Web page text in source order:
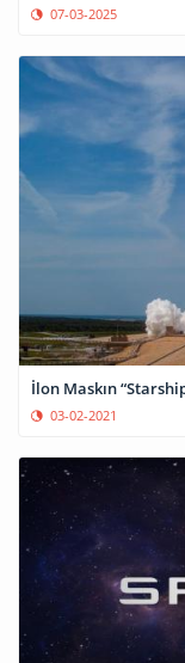
07-03-2025
İlon Maskın
03-02-2021